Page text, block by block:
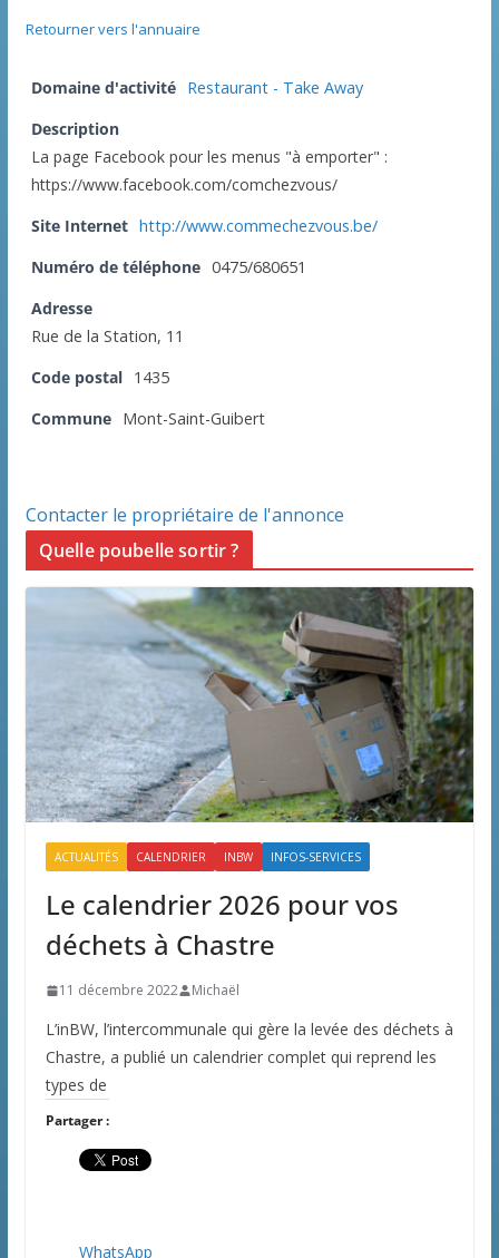
Retourner vers l'annuaire
Domaine d'activité Restaurant - Take Away
Description
La page Facebook pour les menus "à emporter" :
https://www.facebook.com/comchezvous/
Site Internet http://www.commechezvous.be/
Numéro de téléphone 0475/680651
Adresse
Rue de la Station, 11
Code postal 1435
Commune Mont-Saint-Guibert
Contacter le propriétaire de l'annonce
Quelle poubelle sortir ?
ACTUALITÉS CALENDRIER INBW INFOS-SERVICES
Le calendrier 2026 pour vos
déchets à Chastre
11 décembre 2022 Michaël
L’inBW, l’intercommunale qui gère la levée des déchets à
Chastre, a publié un calendrier complet qui reprend les
types de
Partager :
WhatsApp